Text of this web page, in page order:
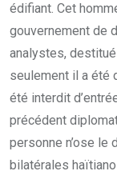
édifiant. Cet
gouvernement de
analystes,
seulement il a été
été interdit
précédent
personne n’ose le
bilatérales